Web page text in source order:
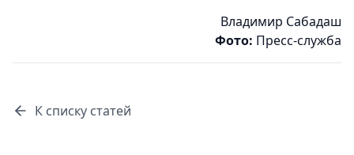
Владимир Сабадаш
Фото: Пресс-служба
К списку статей